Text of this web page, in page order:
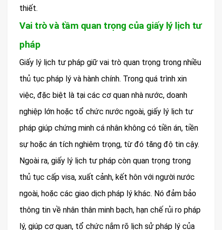
thiết.
Vai trò và tầm quan trọng của giấy lý lịch tư
pháp
Giấy lý lịch tư pháp giữ vai trò quan trọng trong nhiều
thủ tục pháp lý và hành chính. Trong quá trình xin
việc, đặc biệt là tại các cơ quan nhà nước, doanh
nghiệp lớn hoặc tổ chức nước ngoài, giấy lý lịch tư
pháp giúp chứng minh cá nhân không có tiền án, tiền
sự hoặc án tích nghiêm trọng, từ đó tăng độ tin cậy.
Ngoài ra, giấy lý lịch tư pháp còn quan trọng trong
thủ tục cấp visa, xuất cảnh, kết hôn với người nước
ngoài, hoặc các giao dịch pháp lý khác. Nó đảm bảo
thông tin về nhân thân minh bạch, hạn chế rủi ro pháp
lý, giúp cơ quan, tổ chức nắm rõ lịch sử pháp lý của